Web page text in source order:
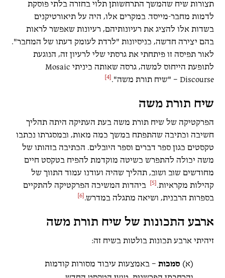
תצורות שיח שהמשך התרחשותן תלוי בחזרה בלתי פוסקת
לדמות מחבר-מייסד. במקרים אלו, היה על תיאורטיקנים
בשדות אלו להציג את רעיונותיהם, רעיונות שאפשר לראות
בהם יצירה חדשה, כניסיונות "לרדת לעומק דעתו של המחבר".
לאור תפיסה זו פיתחתי את גרסתי שלי לרעיון זה, הנוגעת
לתופעת הייחוס למשה, גרסה שאותה כיניתי Mosaic
Discourse – "שיח תורת משה".
[4]
שיח תורת משה
הפרקטיקה של שיח תורת משה בעת העתיקה היתה תהליך
חשיבה וכתיבה שהתפתח במשך כמה מאות, ובמסגרתו נכתבו
טקסטים כגון ספר דברים וספר היובלים. הכתיבה בזהותו של
משה יכולה להתפרש כשיטה מוקדמת להפיח בטקסט חיים
מחודשים שוב ושוב, תהליך שהיה ועודנו עמוד התווך של
קהילות מקראיות. [5]
ביהדות המשיכה הפרקטיקה להתקיים
בספרות הרבנית, ושיאה מתגלה במדרש. [6]
ארבע התכונות של שיח תורת משה
זיהיתי ארבע תכונות בולטות בשיח זה:
(א) סמכות– באמצעות עיבוד מסורות קודמות